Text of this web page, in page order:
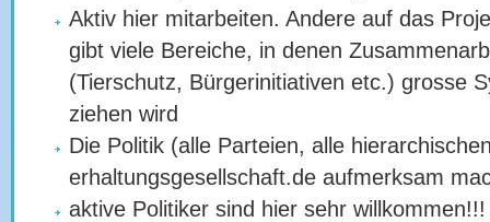
Aktiv hier mitarbeiten. Andere auf das
gibt viele Bereiche, in denen
(Tierschutz, Bürgerinitiativen etc.) grosse
ziehen wird
Die Politik (alle Parteien, alle
erhaltungsgesellschaft.de aufmerksam
aktive Politiker sind hier sehr willkommen!!!